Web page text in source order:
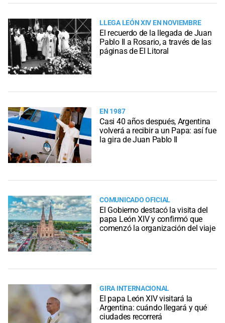
LLEGA LEÓN XIV EN NOVIEMBRE
El recuerdo de la llegada de Juan
Pablo II a Rosario, a través de las
páginas de El Litoral
EN 1987
Casi 40 años después, Argentina
volverá a recibir a un Papa: así fue
la gira de Juan Pablo II
COMUNICADO OFICIAL
El Gobierno destacó la visita del
papa León XIV y confirmó que
comenzó la organización del viaje
GIRA INTERNACIONAL
El papa León XIV visitará la
Argentina: cuándo llegará y qué
ciudades recorrerá